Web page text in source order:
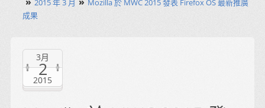
2015 年 3 月
Mozilla 於 MWC 2015 發表 Firefox OS 最新推廣
成果
3月
2
2015